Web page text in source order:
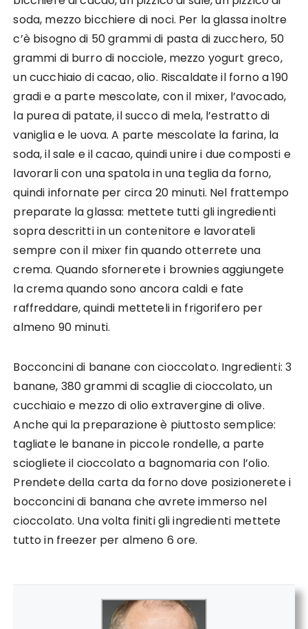
soda, mezzo bicchiere di noci. Per la glassa inoltre
c’è bisogno di 50 grammi di pasta di zucchero, 50
grammi di burro di nocciole, mezzo yogurt greco,
un cucchiaio di cacao, olio. Riscaldate il forno a 190
gradi e a parte mescolate, con il mixer, l’avocado,
la purea di patate, il succo di mela, l’estratto di
vaniglia e le uova. A parte mescolate la farina, la
soda, il sale e il cacao, quindi unire i due composti e
lavorarli con una spatola in una teglia da forno,
quindi infornate per circa 20 minuti. Nel frattempo
preparate la glassa: mettete tutti gli ingredienti
sopra descritti in un contenitore e lavorateli
sempre con il mixer fin quando otterrete una
crema. Quando sfornerete i brownies aggiungete
la crema quando sono ancora caldi e fate
raffreddare, quindi metteteli in frigorifero per
almeno 90 minuti.
Bocconcini di banane con cioccolato. Ingredienti: 3
banane, 380 grammi di scaglie di cioccolato, un
cucchiaio e mezzo di olio extravergine di olive.
Anche qui la preparazione è piuttosto semplice:
tagliate le banane in piccole rondelle, a parte
sciogliete il cioccolato a bagnomaria con l’olio.
Prendete della carta da forno dove posizionerete i
bocconcini di banana che avrete immerso nel
cioccolato. Una volta finiti gli ingredienti mettete
tutto in freezer per almeno 6 ore.